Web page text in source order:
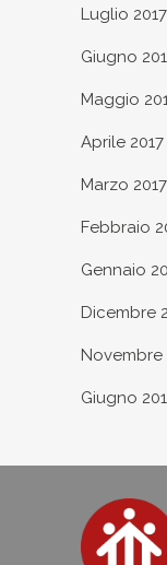
Luglio 2017
Giugno
Maggio
Aprile 2017
Marzo 2017
Febbraio
Gennaio
Dicembre
Novembre
Giugno